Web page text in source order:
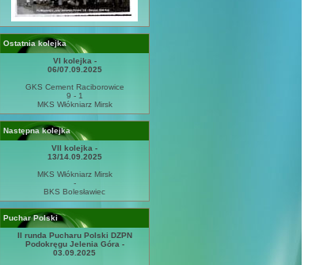
Ostatnia kolejka
VI kolejka -
06/07.09.2025
GKS Cement Raciborowice
9 - 1
MKS Włókniarz Mirsk
Następna kolejka
VII kolejka -
13/14.09.2025
MKS Włókniarz Mirsk
-
BKS Bolesławiec
Puchar Polski
II runda Pucharu Polski DZPN
Podokręgu Jelenia Góra -
03.09.2025